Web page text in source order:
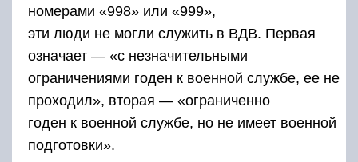
номерами «998» или «999»,
эти люди не могли служить в ВДВ. Первая
означает — «с незначительными
ограничениями годен к военной службе, ее не
проходил», вторая — «ограниченно
годен к военной службе, но не имеет военной
подготовки».